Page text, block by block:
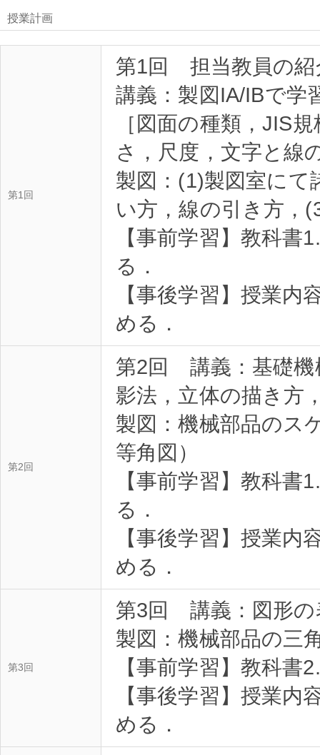
授業計画
第1回
第1回 担当教員の紹
講義：製図IA/IBで学
［図面の種類，JIS
さ，尺度，文字と線
製図：(1)製図室にて
い方，線の引き方，
【事前学習】教科書
る．
【事後学習】授業
める．
第2回
第2回 講義：基礎機
影法，立体の描き方
製図：機械部品のス
等角図）
【事前学習】教科書
る．
【事後学習】授業
める．
第3回
第3回 講義：図形の
製図：機械部品の三
【事前学習】教科書
【事後学習】授業
める．